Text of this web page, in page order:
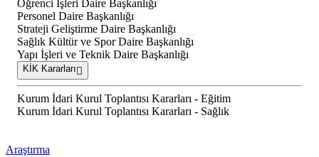
Öğrenci İşleri Daire Başkanlığı
Personel Daire Başkanlığı
Strateji Geliştirme Daire Başkanlığı
Sağlık Kültür ve Spor Daire Başkanlığı
Yapı İşleri ve Teknik Daire Başkanlığı
KİK Kararları
Kurum İdari Kurul Toplantısı Kararları - Eğitim
Kurum İdari Kurul Toplantısı Kararları - Sağlık
Araştırma